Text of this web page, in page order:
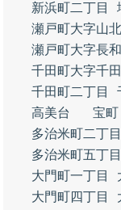
新浜町二丁目
瀬戸町大字山北
瀬戸町大字長和
千田町大字千田
千田町二丁目
高美台
宝町
多治米町二丁目
多治米町五丁目
大門町一丁目
大門町四丁目